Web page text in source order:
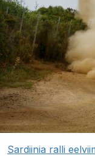
Sardiinia ralli